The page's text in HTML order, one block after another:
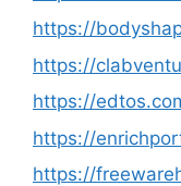
https://
https://
https://
https://
https://